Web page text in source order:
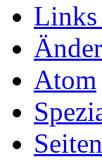
Links
Atom